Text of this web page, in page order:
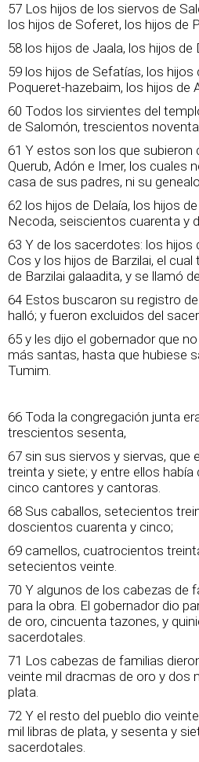
57 Los hijos de los siervos de
los hijos de Soferet, los hijos de
58 los hijos de Jaala, los hijos de
59 los hijos de Sefatías, los hijos
Poqueret-hazebaim, los hijos de
60 Todos los sirvientes del
de Salomón, trescientos
61 Y estos son los que subieron
Querub, Adón e Imer, los cuales
casa de sus padres, ni su
62 los hijos de Delaía, los hijos
Necoda, seiscientos cuarenta y
63 Y de los sacerdotes: los hijos
Cos y los hijos de Barzilai, el
de Barzilai galaadita, y se llamó
64 Estos buscaron su registro
halló; y fueron excluidos del
65 y les dijo el gobernador que
más santas, hasta que hubiese
Tumim.
66 Toda la congregación junta
trescientos sesenta,
67 sin sus siervos y siervas, que
treinta y siete; y entre ellos
cinco cantores y cantoras.
68 Sus caballos, setecientos
doscientos cuarenta y cinco;
69 camellos, cuatrocientos
setecientos veinte.
70 Y algunos de los cabezas de
para la obra. El gobernador dio
de oro, cincuenta tazones, y
sacerdotales.
71 Los cabezas de familias
veinte mil dracmas de oro y dos
plata.
72 Y el resto del pueblo dio
mil libras de plata, y sesenta y
sacerdotales.